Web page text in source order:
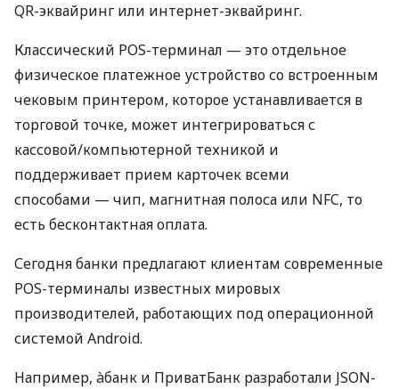
QR-эквайринг или интернет-эквайринг.
Классический POS-терминал — это отдельное
физическое платежное устройство со встроенным
чековым принтером, которое устанавливается в
торговой точке, может интегрироваться с
кассовой/компьютерной техникой и
поддерживает прием карточек всеми
способами — чип, магнитная полоса или NFC, то
есть бесконтактная оплата.
Сегодня банки предлагают клиентам современные
POS-терминалы известных мировых
производителей, работающих под операционной
системой Android.
Например, àбанк и ПриватБанк разработали JSON-